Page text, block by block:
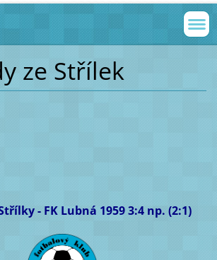
ze Střílek
- FK Lubná 1959 3:4 np. (2:1)